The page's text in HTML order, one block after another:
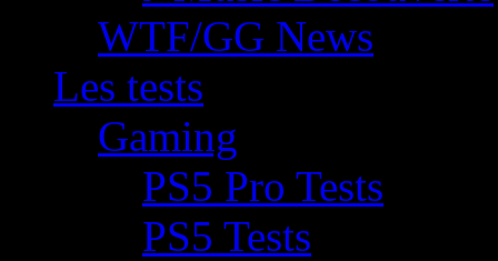
WTF/GG News
Les tests
Gaming
PS5 Pro Tests
PS5 Tests